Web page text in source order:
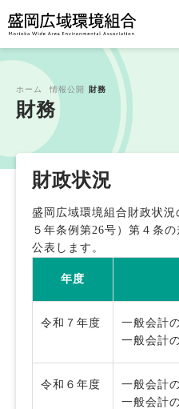
ホーム 情報公開 財務
財務
財政状況
盛岡広域環境組合財政状
５年条例第26号）第４条
公表します。
年度
令和７年度
一般会計
一般会計
令和６年度
一般会計
一般会計